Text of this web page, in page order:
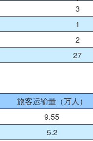
3
1
2
27
旅客运输量（万人）
9.55
5.2